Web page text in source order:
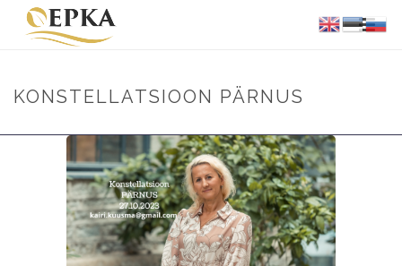
KONSTELLATSIOON PÄRNUS